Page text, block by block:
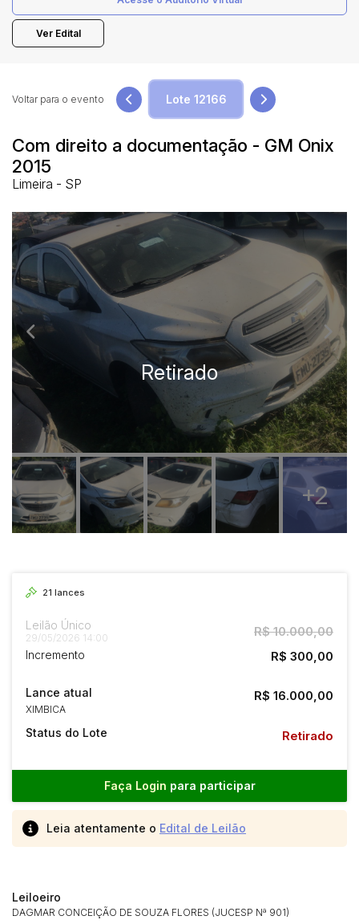
Ver Edital
Com direito a documentação - GM Onix
2015
Limeira - SP
Voltar para o evento
+2
21 lances
Leilão Único
29/05/2026 14:00 R$ 10.000,00
Incremento R$ 300,00
Lance atual
XIMBICA
R$ 16.000,00
Status do Lote Retirado
Faça Login para participar
Leia atentamente o Edital de Leilão
Leiloeiro
DAGMAR CONCEIÇÃO DE SOUZA FLORES (JUCESP Nª 901)